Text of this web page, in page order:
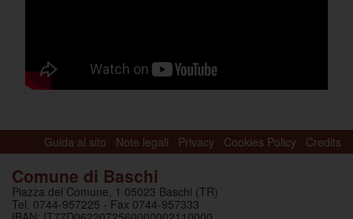
Guida al sito Note legali Privacy Cookies Policy Credits
Comune di Baschi
Piazza del Comune, 1 05023 Baschi (TR)
Tel. 0744-957225 - Fax 0744-957333